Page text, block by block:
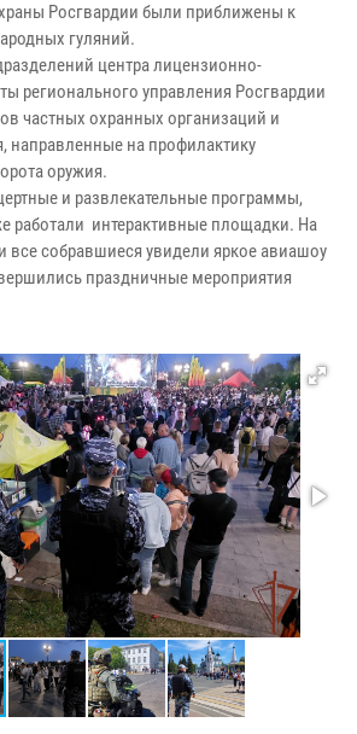
Росгвардии были приближены к
гуляний.
центра лицензионно-
регионального управления Росгвардии
частных охранных организаций и
направленные на профилактику
оружия.
и развлекательные программы,
работали интерактивные площадки. На
все собравшиеся увидели яркое авиашоу
праздничные мероприятия